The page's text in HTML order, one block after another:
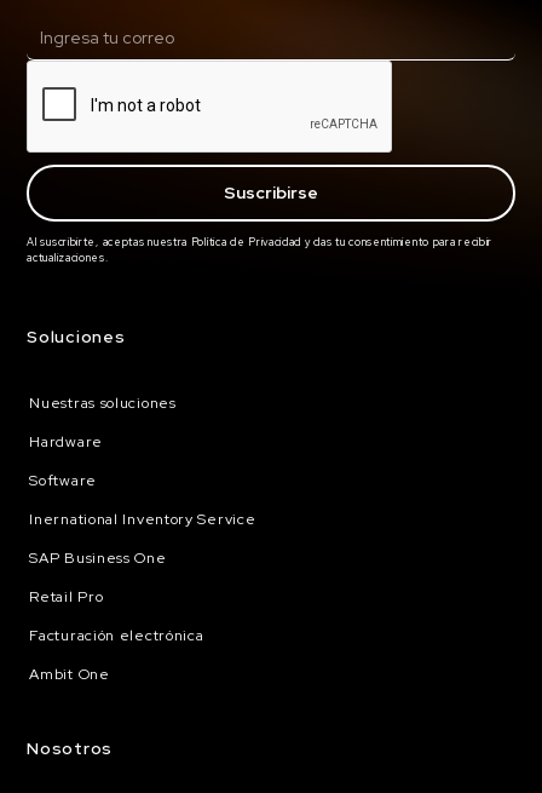
Al suscribirte, aceptas nuestra Política de Privacidad y das tu consentimiento para recibir
actualizaciones.
Soluciones
Nuestras soluciones
Hardware
Software
Inernational Inventory Service
SAP Business One
Retail Pro
Facturación electrónica
Ambit One
Nosotros